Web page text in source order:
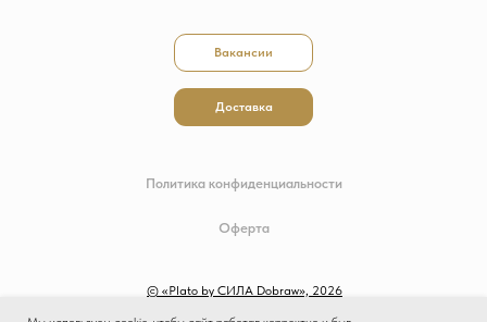
© «Plato by СИЛА Dobraw», 2026
Политика конфиденциальности
Оферта
Доставка
Вакансии